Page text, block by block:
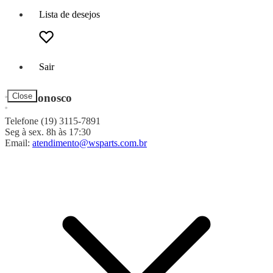
Lista de desejos
Sair
Close
Fale Conosco
Telefone (19) 3115-7891
Seg à sex. 8h às 17:30
Email: atendimento@wsparts.com.br